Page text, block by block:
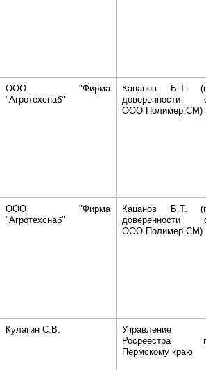
ООО "Фирма
"Агротехснаб"
Кацанов Б.Т.
доверенности
ООО Полимер СМ)
ООО "Фирма
"Агротехснаб"
Кацанов Б.Т.
доверенности
ООО Полимер СМ)
Кулагин С.В.
Управление
Росреестра
Пермскому краю